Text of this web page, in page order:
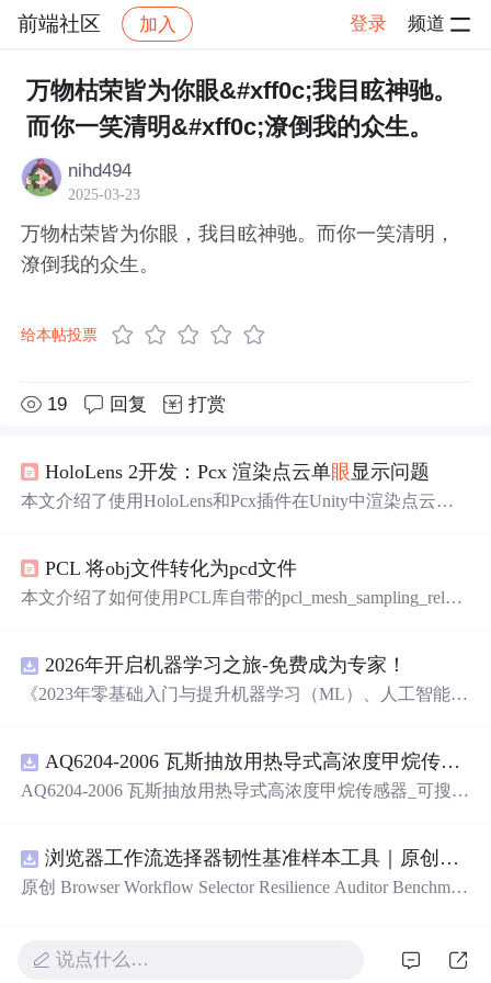
前端社区 加入 登录 频道
社区 前端社区 感慨 帖子详情
万物枯荣皆为你眼&#xff0c;我目眩神驰。
而你一笑清明&#xff0c;潦倒我的众生。
nihd494
2025-03-23
万物枯荣皆为你眼，我目眩神驰。而你一笑清明，
潦倒我的众生。
给本帖投票
19 回复 打赏
HoloLens 2开发：Pcx 渲染点云单眼显示问题
本文介绍了使用HoloLens和Pcx插件在Unity中渲染点云文
改“StereoRenderingMode”从“SinglePass”到“MultiPass”，可
以解决该问题。
PCL 将obj文件转化为pcd文件
本文介绍了如何使用PCL库自带的pcl_mesh_sampling_releas
方法——通过CloudCompare软件进行转换。此外，还提供
了在CloudCompare中设置参数以生成所需点云的详细说
2026年开启机器学习之旅-免费成为专家！
《2023年零基础入门与提升机器学习（ML）、人工智能
AQ6204-2006 瓦斯抽放用热导式高浓度甲烷传感器-可搜索.pdf
AQ6204-2006 瓦斯抽放用热导式高浓度甲烷传感器_可搜
浏览器工作流选择器韧性基准样本工具｜原创源码+测试+离线报告
原创 Browser Workflow Selector Resilience Auditor Benchmar
建立固定样本、权重和验收区间，比较不同批次的准确
说点什么…